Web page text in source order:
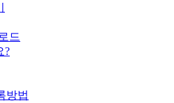
드
?
방법